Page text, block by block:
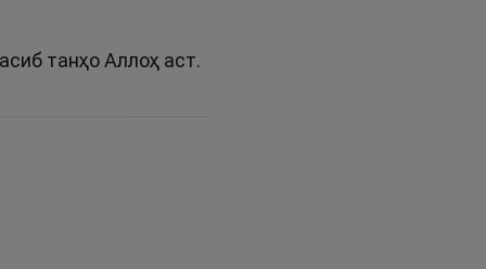
танҳо Аллоҳ аст.